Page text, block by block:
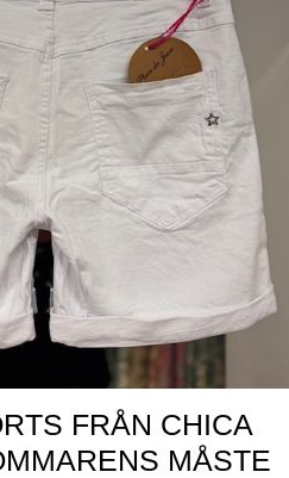
FRÅN CHICA
MÅSTE